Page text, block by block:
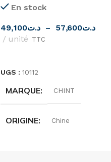
En stock
د.ت49,100 – د.ت57,600
unité TTC
UGS : 10112
MARQUE CHINT
ORIGINE Chine